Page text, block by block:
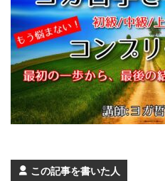
この記事を書いた人